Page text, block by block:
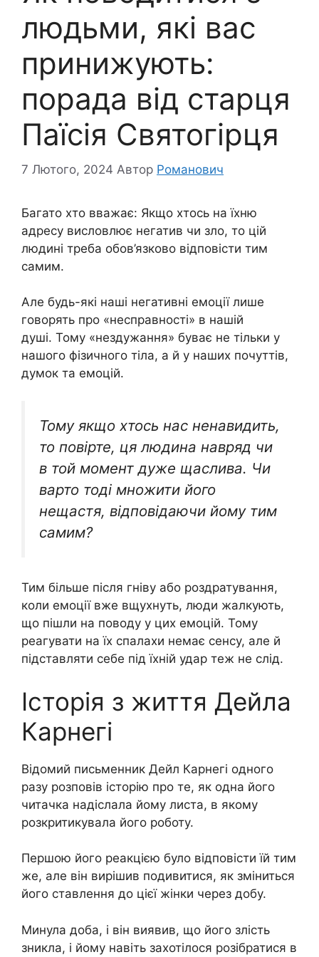
людьми, які вас
принижують:
порада від старця
Паїсія Святогірця
7 Лютого, 2024 Автор Романович
Багато хто вважає: Якщо хтось на їхню
адресу висловлює негатив чи зло, то цій
людині треба обов’язково відповісти тим
самим.
Але будь-які наші негативні емоції лише
говорять про «несправності» в нашій
душі. Тому «нездужання» буває не тільки у
нашого фізичного тіла, а й у наших почуттів,
думок та емоцій.
Тому якщо хтось нас ненавидить,
то повірте, ця людина навряд чи
в той момент дуже щаслива. Чи
варто тоді множити його
нещастя, відповідаючи йому тим
самим?
Тим більше після гніву або роздратування,
коли емоції вже вщухнуть, люди жалкують,
що пішли на поводу у цих емоцій. Тому
реагувати на їх спалахи немає сенсу, але й
підставляти себе під їхній удар теж не слід.
Історія з життя Дейла
Карнегі
Відомий письменник Дейл Карнегі одного
разу розповів історію про те, як одна його
читачка надіслала йому листа, в якому
розкритикувала його роботу.
Першою його реакцією було відповісти їй тим
же, але він вирішив подивитися, як зміниться
його ставлення до цієї жінки через добу.
Минула доба, і він виявив, що його злість
зникла, і йому навіть захотілося розібратися в